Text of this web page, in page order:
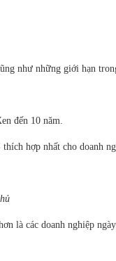
như những giới hạn
đến 10 năm.
hợp nhất cho doanh
là các doanh nghiệp